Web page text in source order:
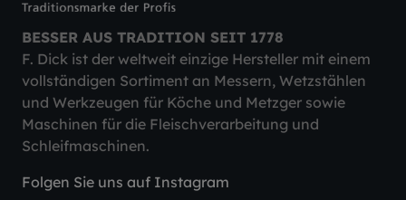
BESSER AUS TRADITION SEIT 1778
F. Dick ist der weltweit einzige Hersteller mit einem
vollständigen Sortiment an Messern, Wetzstählen
und Werkzeugen für Köche und Metzger sowie
Maschinen für die Fleischverarbeitung und
Schleifmaschinen.
Folgen Sie uns auf Instagram